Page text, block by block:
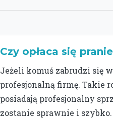
Czy opłaca się
Jeżeli komuś zabrudzi się
profesjonalną firmę. Takie
posiadają profesjonalny
zostanie sprawnie i